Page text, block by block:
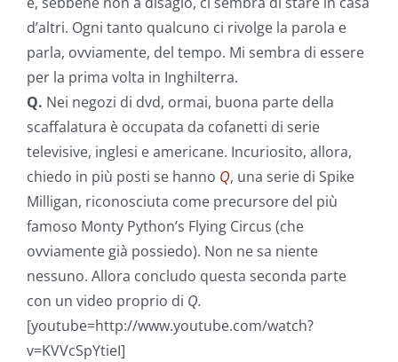
d’altri. Ogni tanto qualcuno ci rivolge la parola e
parla, ovviamente, del tempo. Mi sembra di essere
per la prima volta in Inghilterra.
Q. Nei negozi di dvd, ormai, buona parte della
scaffalatura è occupata da cofanetti di serie
televisive, inglesi e americane. Incuriosito, allora,
chiedo in più posti se hanno Q, una serie di Spike
Milligan, riconosciuta come precursore del più
famoso Monty Python’s Flying Circus (che
ovviamente già possiedo). Non ne sa niente
nessuno. Allora concludo questa seconda parte
con un video proprio di Q.
[youtube=http://www.youtube.com/watch?
v=KVVcSpYtieI]